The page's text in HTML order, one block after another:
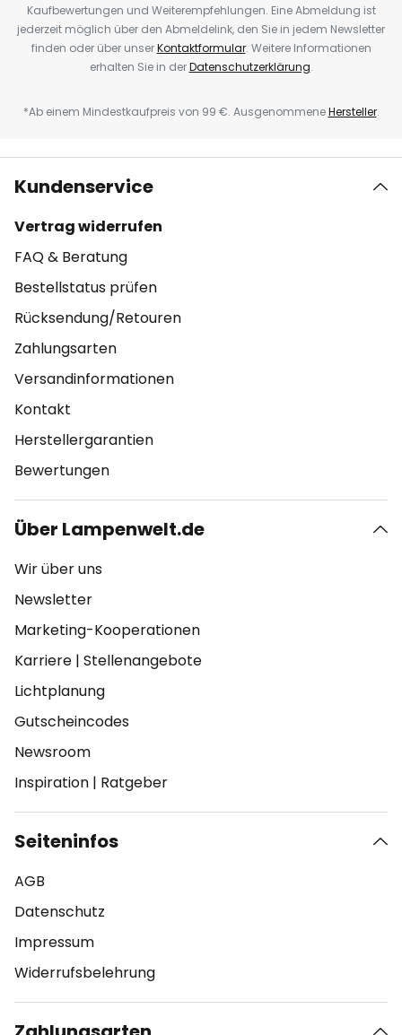
Kaufbewertungen und Weiterempfehlungen. Eine Abmeldung ist
jederzeit möglich über den Abmeldelink, den Sie in jedem Newsletter
finden oder über unserKontaktformular. Weitere Informationen
erhalten Sie in derDatenschutzerklärung.
*Ab einem Mindestkaufpreis von 99 €. AusgenommeneHersteller.
Kundenservice
Vertrag widerrufen
FAQ & Beratung
Bestellstatus prüfen
Rücksendung/Retouren
Zahlungsarten
Versandinformationen
Kontakt
Herstellergarantien
Bewertungen
Über Lampenwelt.de
Wir über uns
Newsletter
Marketing-Kooperationen
Karriere | Stellenangebote
Lichtplanung
Gutscheincodes
Newsroom
Inspiration | Ratgeber
Seiteninfos
AGB
Datenschutz
Impressum
Widerrufsbelehrung